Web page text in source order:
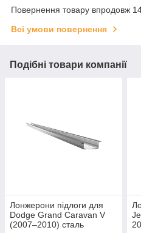
Повернення товару впродовж
Всі умови повернення
Подібні товари компанії
Лонжерони підлоги для
Dodge Grand Caravan V
(2007–2010) сталь